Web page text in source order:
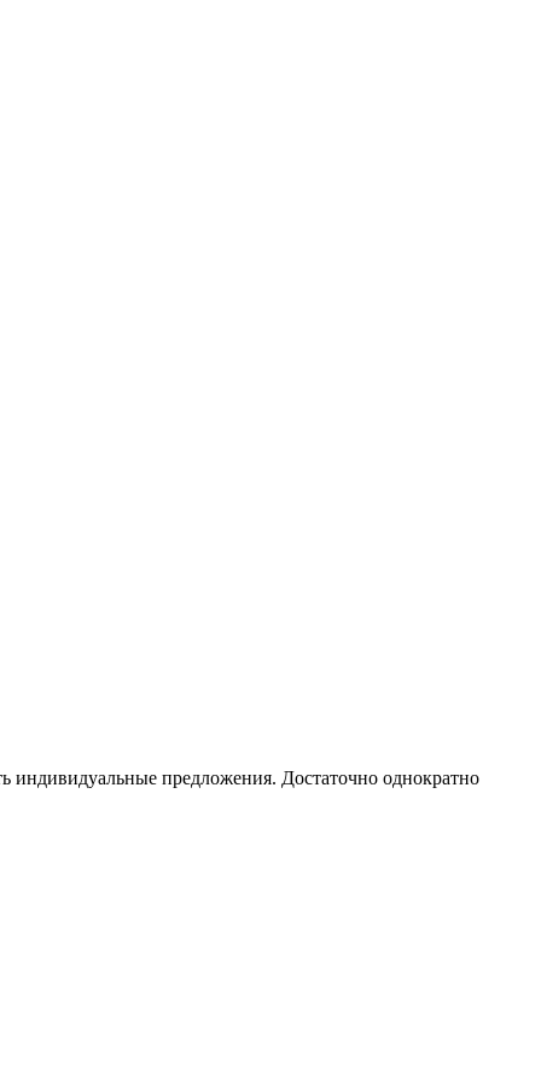
индивидуальные предложения. Достаточно однократно